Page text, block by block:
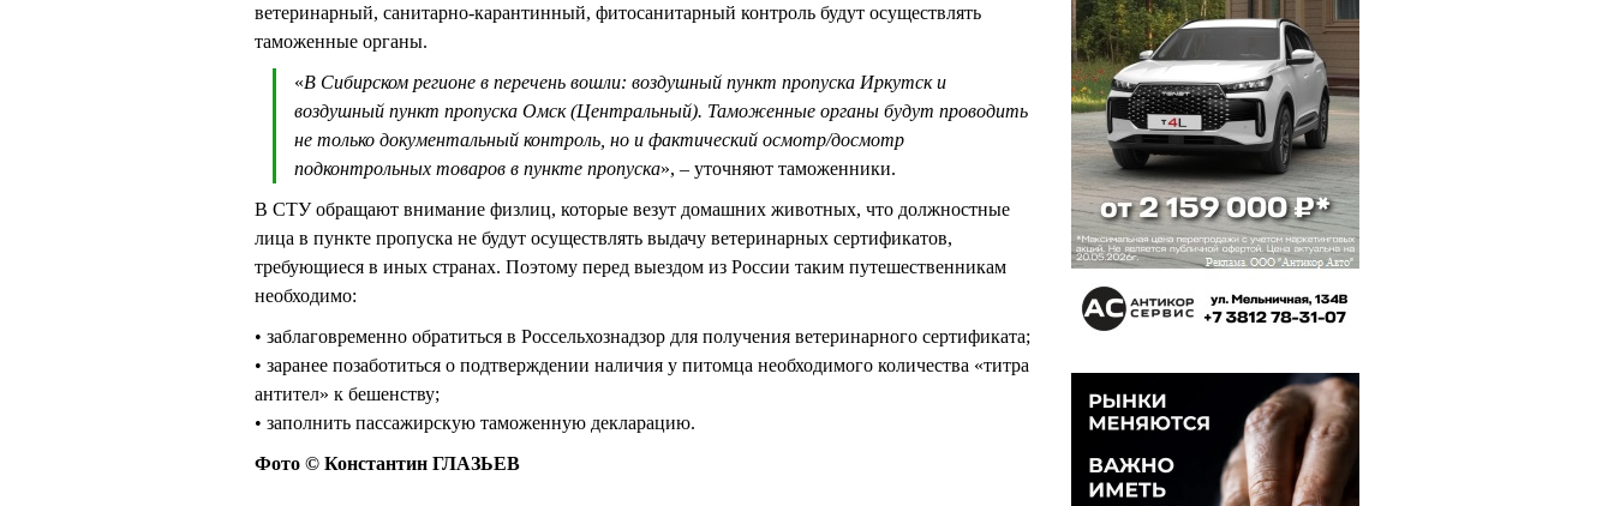
ветеринарный, санитарно-карантинный, фитосанитарный контроль будут осуществлять
таможенные органы.
«В Сибирском регионе в перечень вошли: воздушный пункт пропуска Иркутск и
воздушный пункт пропуска Омск (Центральный). Таможенные органы будут проводить
не только документальный контроль, но и фактический осмотр/досмотр
подконтрольных товаров в пункте пропуска», – уточняют таможенники.
В СТУ обращают внимание физлиц, которые везут домашних животных, что должностные
лица в пункте пропуска не будут осуществлять выдачу ветеринарных сертификатов,
требующиеся в иных странах. Поэтому перед выездом из России таким путешественникам
необходимо:
• заблаговременно обратиться в Россельхознадзор для получения ветеринарного сертификата;
• заранее позаботиться о подтверждении наличия у питомца необходимого количества «титра
антител» к бешенству;
• заполнить пассажирскую таможенную декларацию.
Фото © Константин ГЛАЗЬЕВ